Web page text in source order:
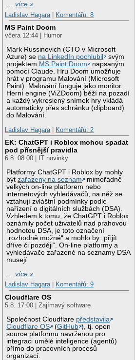
…více »
Ladislav Hagara
Komentářů: 8
MS Paint Doom
včera 12:44 | Humor
Mark Russinovich (CTO v Microsoft
Azure) se na LinkedIn pochlubil
svým
projektem MS Paint Doom
napsaným
pomocí Claude. Hru Doom umožňuje
hrát v programu Malování (Microsoft
Paint). Malování funguje jako monitor.
Herní engine (ViZDoom) běží na pozadí
a každý vykreslený snímek hry vkládá
automaticky přes schránku (clipboard)
do Malování.
Ladislav Hagara
Komentářů: 2
EK: ChatGPT i Roblox mohou spadat
pod přísnější pravidla
6.8. 08:00 | IT novinky
Platformy ChatGPT i Roblox by mohly
býtzařazeny na seznam
mimořádně
velkých on-line platforem nebo
internetových vyhledávačů, na něž se
vztahují zvláštní podmínky podle
nařízení o digitálních službách (DSA).
Vzhledem k tomu, že ChatGPT i Roblox
oznámily počet uživatelů nad prahovou
hodnotou DSA, je toto označení
„rozhodně možné“ a mohlo by „přijít
dříve či později“. On-line platformy a
vyhledávače zařazené na seznamy DSA
musejí
…více »
Ladislav Hagara| Komentářů: 9
Cloudflare OS
5.8. 17:00 | Zajímavý software
Společnost Cloudflare představila
Cloudflare OS
(GitHub ), tj. open
source platformu navrženou pro
integraci umělé inteligence (agentů)
přímo do pracovních procesů
organizací.